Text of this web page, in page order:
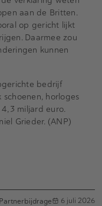
aan de Britten.
op gericht lijkt
Daarmee zou
kunnen
bedrijf
horloges
miljard euro.
Grieder. (ANP)
Partnerbijdrage 6 juli 2026